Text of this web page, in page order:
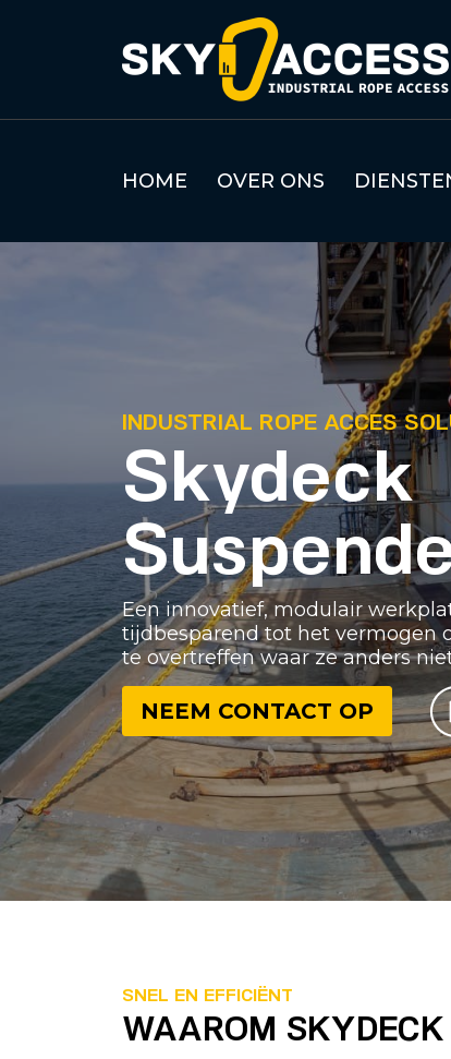
HOME OVER ONS
INDUSTRIAL ROPE ACCES
Skydeck
Een innovatief, modulair
tijdbesparend tot het vermogen
te overtreffen waar ze anders
NEEM CONTACT OP
SNEL EN EFFICIËNT
WAAROM SKYDECK